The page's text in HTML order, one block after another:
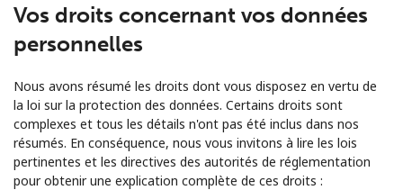
Vos droits concernant vos données
personnelles
Nous avons résumé les droits dont vous disposez en vertu de
la loi sur la protection des données. Certains droits sont
complexes et tous les détails n'ont pas été inclus dans nos
résumés. En conséquence, nous vous invitons à lire les lois
pertinentes et les directives des autorités de réglementation
pour obtenir une explication complète de ces droits :